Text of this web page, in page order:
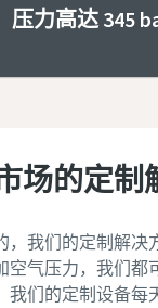
压力高达 345
场的定制
，我们的定制解决
空气压力，我们都
我们的定制设备每